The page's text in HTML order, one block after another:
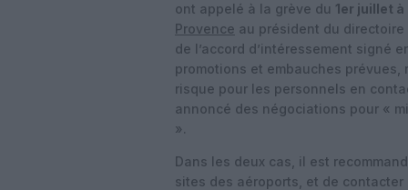
ont appelé à la grève du 1er juillet
Provence au président du
de l’accord d’intéressement signé
promotions et embauches
risque pour les personnels en
annoncé des négociations pour «
».
Dans les deux cas, il est
sites des aéroports, et de